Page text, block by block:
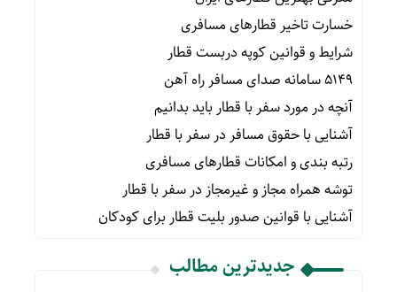
خسارت تاخیر قطارهای مسافری
شرایط و قوانین کوپه دربست قطار
۵۱۴۹ سامانه صدای مسافر راه آهن
آنچه در مورد سفر با قطار باید بدانیم
آشنایی با حقوق مسافر در سفر با قطار
رتبه بندی و امکانات قطارهای مسافری
توشه همراه مجاز و غیرمجاز در سفر با قطار
آشنایی با قوانین صدور بلیت قطار برای کودکان
جدیدترین مطالب